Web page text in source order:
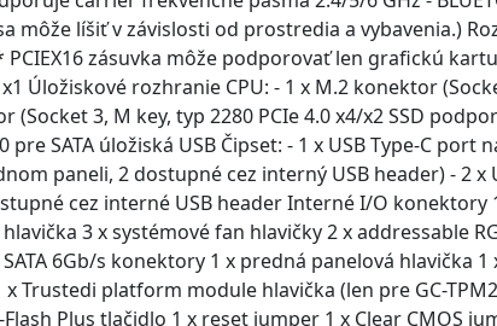
môže líšiť v závislosti od prostredia a vybavenia.)
PCIEX16 zásuvka môže podporovať len grafickú
Úložiskové rozhranie CPU: - 1 x M.2 konektor
(Socket 3, M key, typ 2280 PCIe 4.0 x4/x2 SSD
SATA úložiská USB Čipset: - 1 x USB Type-C port
paneli, 2 dostupné cez interný USB header) - 2 x
cez interné USB header Interné I/O konektory
3 x systémové fan hlavičky 2 x addressable
6Gb/s konektory 1 x predná panelová hlavička 1
Trustedi platform module hlavička (len pre GC-
Flash Plus tlačidlo 1 x reset jumper 1 x Clear CMOS